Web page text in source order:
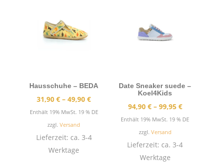
Hausschuhe – BEDA
31,90€ –49,90€Preisspanne:
31,90 €
49,90 €
Enthält 19% MwSt. 19 % DE
zzgl.Versand
Lieferzeit: ca. 3-4
Werktage
Date Sneaker suede –
Koel4Kids
94,90 € – 99,95 €
94,90 €
99,95 €
Enthält 19% MwSt. 19 % DE
zzgl. Versand
Lieferzeit: ca. 3-4
Werktage